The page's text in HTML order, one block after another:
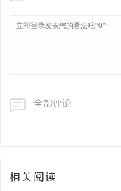
全部评论
相关阅读